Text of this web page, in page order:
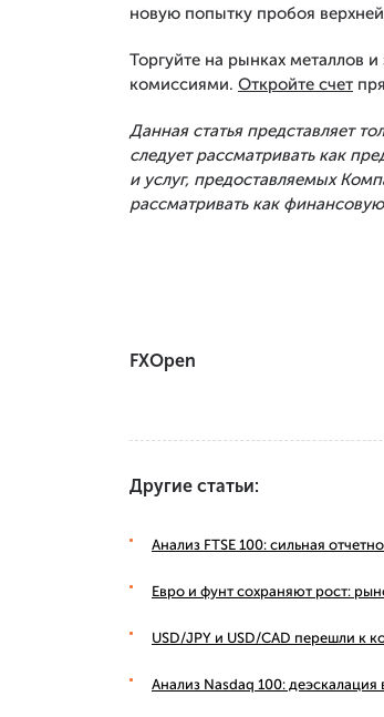
новую попытку пробоя
Торгуйте на рынках металлов
комиссиями. Откройте счет
Данная статья представляет
следует рассматривать как
и услуг, предоставляемых
рассматривать как
FXOpen
Другие статьи:
Анализ FTSE 100: сильная
Евро и фунт сохраняют рост:
USD/JPY и USD/CAD перешли к
Анализ Nasdaq 100: